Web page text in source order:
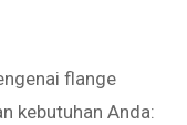
flange
kebutuhan Anda: